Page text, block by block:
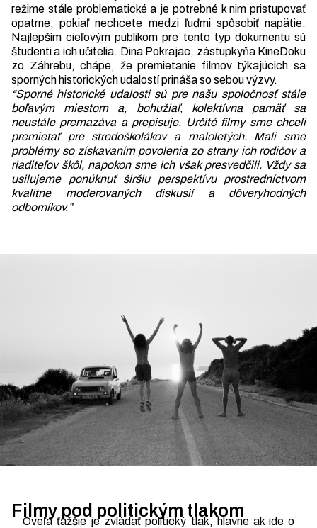
režime stále problematické a je potrebné k nim pristupovať
opatrne, pokiaľ nechcete medzi ľuďmi spôsobiť napätie.
Najlepším cieľovým publikom pre tento typ dokumentu sú
študenti a ich učitelia. Dina Pokrajac, zástupkyňa KineDoku
zo Záhrebu, chápe, že premietanie filmov týkajúcich sa
sporných historických udalostí prináša so sebou výzvy.
“Sporné historické udalosti sú pre našu spoločnosť stále
boľavým miestom
a, bohužiaľ, kolektívna pamäť sa
neustále premazáva a prepisuje. Určité filmy sme chceli
premietať pre stredoškolákov a maloletých. Mali sme
problémy so získavaním povolenia zo strany ich rodičov a
riaditeľov škôl, napokon sme ich však presvedčili. Vždy sa
usilujeme ponúknuť širšiu perspektívu prostredníctvom
kvalitne moderovaných diskusií a dôveryhodných
odborníkov.”
Filmy pod politickým tlakom
Oveľa ťažšie je zvládať politický tlak, hlavne ak ide o